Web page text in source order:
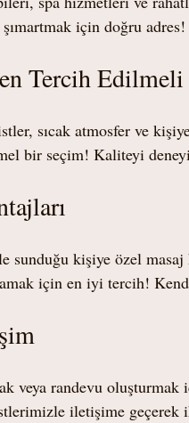
için doğru
Tercih Edilmeli
sıcak atmosfer ve
bir seçim! Kaliteyi
sunduğu kişiye özel
için en iyi tercih!
veya randevu oluşturmak
iletişime geçerek